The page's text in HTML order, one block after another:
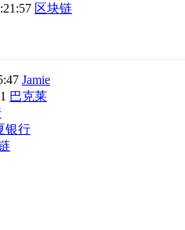
区块链
Jamie
巴克莱
银行